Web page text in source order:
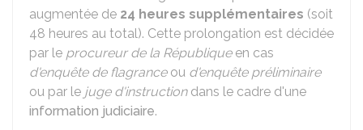
augmentée de 24 heures supplémentaires (soit
48 heures au total). Cette prolongation est décidée
par le procureur de la Républiqueen cas
d'enquête de flagranceou d'enquête préliminaire
ou par le juge d'instructiondans le cadre d'une
information judiciaire.